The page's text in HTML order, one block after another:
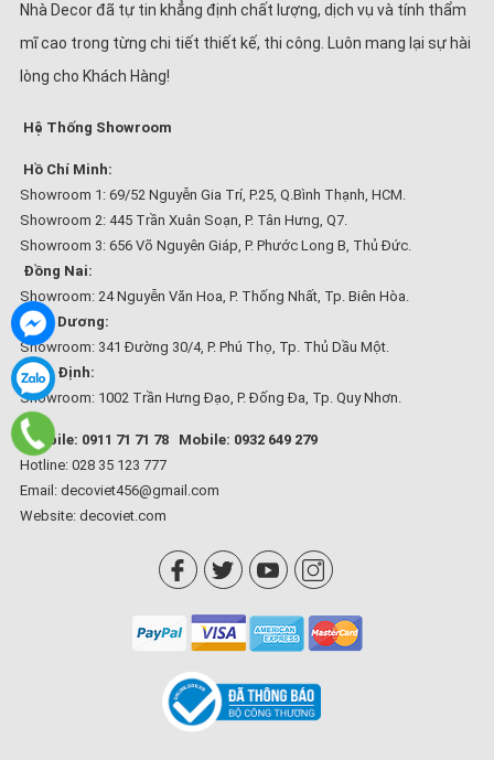
Nhà Decor đã tự tin khẳng định chất lượng, dịch vụ và tính thẩm
mĩ cao trong từng chi tiết thiết kế, thi công. Luôn mang lại sự hài
lòng cho Khách Hàng!
Hệ Thống Showroom
Hồ Chí Minh:
Showroom 1: 69/52 Nguyễn Gia Trí, P.25, Q.Bình Thạnh, HCM.
Showroom 2: 445 Trần Xuân Soạn, P. Tân Hưng, Q7.
Showroom 3: 656 Võ Nguyên Giáp, P. Phước Long B, Thủ Đức.
Đồng Nai:
Showroom: 24 Nguyễn Văn Hoa, P. Thống Nhất, Tp. Biên Hòa.
Bình Dương:
Showroom: 341 Đường 30/4, P. Phú Thọ, Tp. Thủ Dầu Một.
Bình Định:
Showroom: 1002 Trần Hưng Đạo, P. Đống Đa, Tp. Quy Nhơn.
Mobile: 0911 71 71 78
Mobile: 0932 649 279
Hotline: 028 35 123 777
Email: decoviet456@gmail.com
Website: decoviet.com